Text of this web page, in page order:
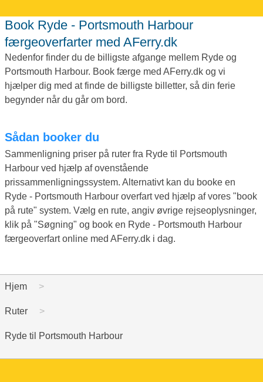
Book Ryde - Portsmouth Harbour
færgeoverfarter med AFerry.dk
Nedenfor finder du de billigste afgange mellem Ryde og
Portsmouth Harbour. Book færge med AFerry.dk og vi
hjælper dig med at finde de billigste billetter, så din ferie
begynder når du går om bord.
Sådan booker du
Sammenligning priser på ruter fra Ryde til Portsmouth
Harbour ved hjælp af ovenstående
prissammenligningssystem. Alternativt kan du booke en
Ryde - Portsmouth Harbour overfart ved hjælp af vores "book
på rute" system. Vælg en rute, angiv øvrige rejseoplysninger,
klik på "Søgning" og book en Ryde - Portsmouth Harbour
færgeoverfart online med AFerry.dk i dag.
Hjem
Ruter
Ryde til Portsmouth Harbour